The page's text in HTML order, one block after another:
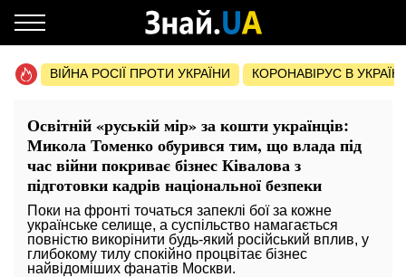
ВІЙНА РОСІЇ ПРОТИ УКРАЇНИ КОРОНАВІРУС В УКРАЇНІ
Освітній «руській мір» за кошти українців:
Микола Томенко обурився тим, що влада під
час війни покриває бізнес Ківалова з
підготовки кадрів національної безпеки
Поки на фронті точаться запеклі бої за кожне
українське селище, а суспільство намагається
повністю викорінити будь-який російський вплив, у
глибокому тилу спокійно процвітає бізнес
найвідоміших фанатів Москви.